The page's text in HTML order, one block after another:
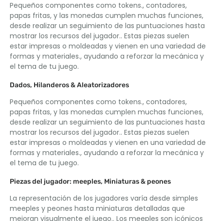
Pequeños componentes como tokens., contadores,
papas fritas, y las monedas cumplen muchas funciones,
desde realizar un seguimiento de las puntuaciones hasta
mostrar los recursos del jugador.. Estas piezas suelen
estar impresas o moldeadas y vienen en una variedad de
formas y materiales., ayudando a reforzar la mecánica y
el tema de tu juego.
Dados, Hilanderos & Aleatorizadores
Pequeños componentes como tokens., contadores,
papas fritas, y las monedas cumplen muchas funciones,
desde realizar un seguimiento de las puntuaciones hasta
mostrar los recursos del jugador.. Estas piezas suelen
estar impresas o moldeadas y vienen en una variedad de
formas y materiales., ayudando a reforzar la mecánica y
el tema de tu juego.
Piezas del jugador: meeples, Miniaturas & peones
La representación de los jugadores varía desde simples
meeples y peones hasta miniaturas detalladas que
mejoran visualmente el juego.. Los meeples son icónicos